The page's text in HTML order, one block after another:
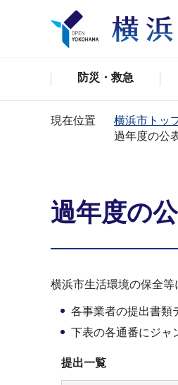
防災・救急
現在位置 横浜市トッ
過年度の公
過年度の
横浜市生活環境の保全
各事業者の提出書類
下表の各通番にジ
提出一覧